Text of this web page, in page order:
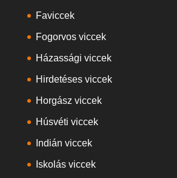
Faviccek
Fogorvos viccek
Házassági viccek
Hirdetéses viccek
Horgász viccek
Húsvéti viccek
Indián viccek
Iskolás viccek